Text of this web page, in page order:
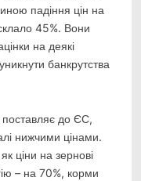
падіння цін на
45%. Вони
на деякі
банкрутства
до ЄС,
нижчими цінами.
ціни на зернові
– на 70%, корми